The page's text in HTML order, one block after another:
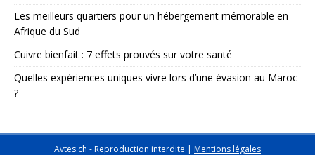
Les meilleurs quartiers pour un hébergement mémorable en
Afrique du Sud
Cuivre bienfait : 7 effets prouvés sur votre santé
Quelles expériences uniques vivre lors d’une évasion au Maroc
?
Avtes.ch - Reproduction interdite | Mentions légales